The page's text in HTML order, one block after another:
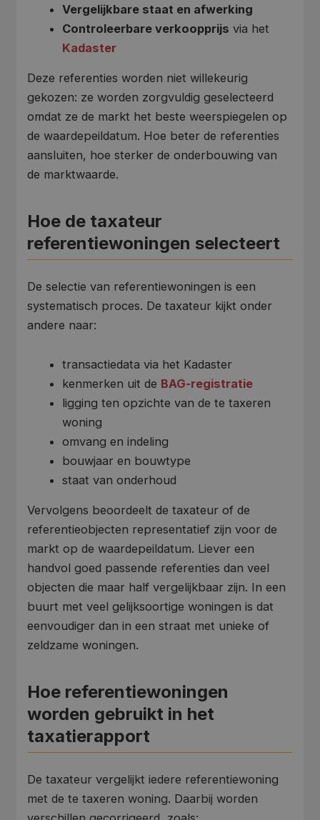
Vergelijkbare staat en afwerking
Controleerbare verkoopprijs via het
Kadaster
Deze referenties worden niet willekeurig
gekozen: ze worden zorgvuldig geselecteerd
omdat ze de markt het beste weerspiegelen op
de waardepeildatum. Hoe beter de referenties
aansluiten, hoe sterker de onderbouwing van
de marktwaarde.
Hoe de taxateur
referentiewoningen selecteert
De selectie van referentiewoningen is een
systematisch proces. De taxateur kijkt onder
andere naar:
transactiedata via het Kadaster
kenmerken uit de BAG-registratie
ligging ten opzichte van de te taxeren
woning
omvang en indeling
bouwjaar en bouwtype
staat van onderhoud
Vervolgens beoordeelt de taxateur of de
referentieobjecten representatief zijn voor de
markt op de waardepeildatum. Liever een
handvol goed passende referenties dan veel
objecten die maar half vergelijkbaar zijn. In een
buurt met veel gelijksoortige woningen is dat
eenvoudiger dan in een straat met unieke of
zeldzame woningen.
Hoe referentiewoningen
worden gebruikt in het
taxatierapport
De taxateur vergelijkt iedere referentiewoning
met de te taxeren woning. Daarbij worden